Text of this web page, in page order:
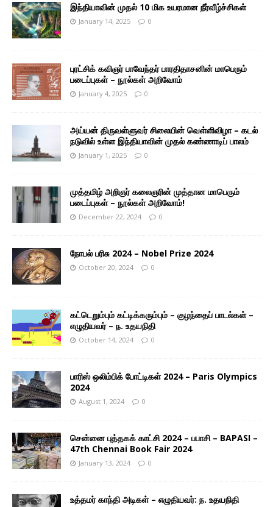
இந்தியாவின் முதல் 10 மிக உயரமான நீர்வீழ்ச்சிகள்
January 14, 2025 0
புரட்சிக் கவிஞர் பாவேந்தர் பாரதிதாசனின் மாபெரும்
படைப்புகள் – நூல்கள் அறிவோம்
January 4, 2025 0
அய்யன் திருவள்ளுவர் சிலையின் வெள்ளிவிழா – கடல்
நடுவில் உள்ள இந்தியாவின் முதல் கண்ணாடிப் பாலம்
January 1, 2025 0
முத்தமிழ் அறிஞர் கலைஞரின் முத்தான மாபெரும்
படைப்புகள் – நூல்கள் அறிவோம்!
December 22, 2024 0
நோபல் பரிசு 2024 – Nobel Prize 2024
October 20, 2024 0
கட்டெறும்பும் கட்டிக்கரும்பும் – குழந்தைப் பாடல்கள் –
எழுதியவர் – ந. உதயநிதி
October 14, 2024 0
பாரிஸ் ஒலிம்பிக் போட்டிகள் 2024 – Paris Olympics
2024
August 1, 2024 0
சென்னை புத்தகக் காட்சி 2024 – பபாசி – BAPASI –
47th Chennai Book Fair 2024
January 13, 2024 0
உத்தமர் காந்தி அடிகள் – எழுதியவர்: ந. உதயநிதி